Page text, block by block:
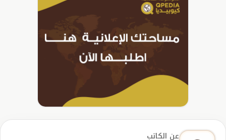
عن الكاتب